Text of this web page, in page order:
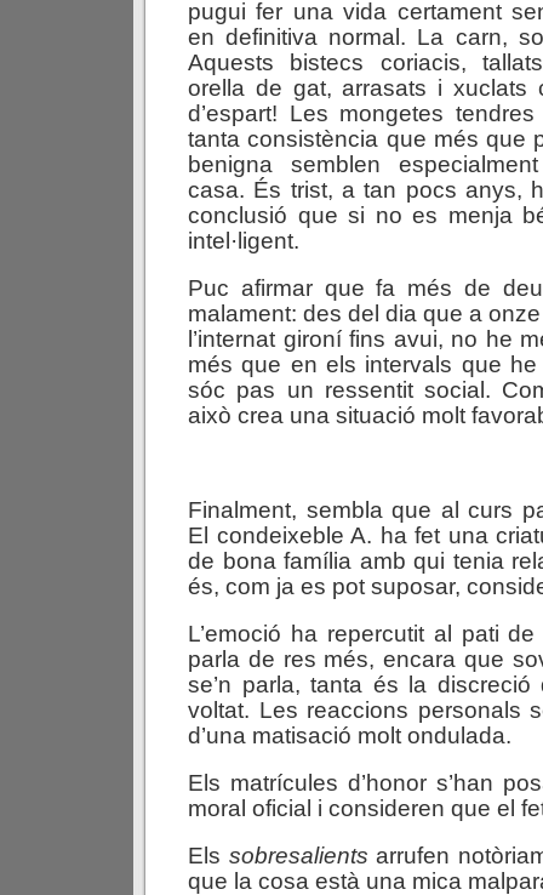
pugui fer una vida certament
en definitiva normal. La carn,
Aquests bistecs coriacis,
orella de gat, arrasats i xuclats
d’espart! Les mongetes
tanta consistència que més que
benigna semblen
casa. És trist, a tan pocs anys,
conclusió que si no es menja
intel·ligent.
Puc afirmar que fa més de
malament: des del dia que a
l’internat gironí fins avui, no he
més que en els intervals que
sóc pas un ressentit social.
això crea una situació molt
Finalment, sembla que al curs
El condeixeble A. ha fet una
de bona família amb qui tenia
és, com ja es pot suposar,
L’emoció ha repercutit al pati
parla de res més, encara que
se’n parla, tanta és la discreció
voltat. Les reaccions personals
d’una matisació molt ondulada.
Els matrícules d’honor s’han
moral oficial i consideren que el
Els sobresalients arrufen
que la cosa està una mica